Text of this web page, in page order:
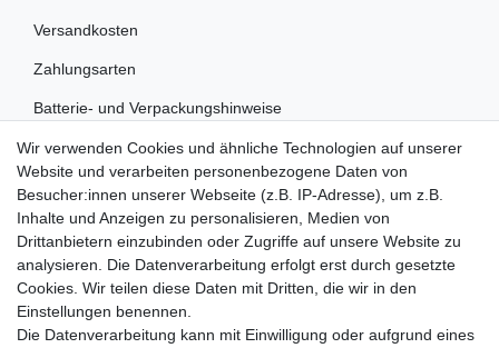
Versandkosten
Zahlungsarten
Batterie- und Verpackungshinweise
RECHTLICHES
Impressum
Datenschutz
Widerrufsrecht
AGB
Wir verwenden Cookies und ähnliche Technologien auf unserer
Website und verarbeiten personenbezogene Daten von
Besucher:innen unserer Webseite (z.B. IP-Adresse), um z.B.
Inhalte und Anzeigen zu personalisieren, Medien von
Drittanbietern einzubinden oder Zugriffe auf unsere Website zu
analysieren. Die Datenverarbeitung erfolgt erst durch gesetzte
Cookies. Wir teilen diese Daten mit Dritten, die wir in den
Einstellungen benennen.
Die Datenverarbeitung kann mit Einwilligung oder aufgrund eines